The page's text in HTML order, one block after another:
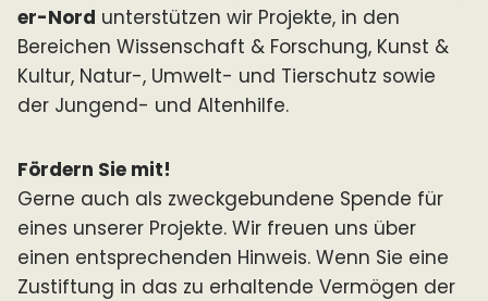
er-Nord unterstützen wir Projekte, in den
Bereichen Wissenschaft & Forschung, Kunst &
Kultur, Natur-, Umwelt- und Tierschutz sowie
der Jungend- und Altenhilfe.
Fördern Sie mit!
Gerne auch als zweckgebundene Spende für
eines unserer Projekte. Wir freuen uns über
einen entsprechenden Hinweis. Wenn Sie eine
Zustiftung in das zu erhaltende Vermögen der